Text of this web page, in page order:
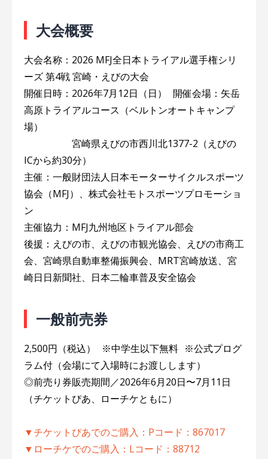
大会概要
大会名称：2026 MFJ全日本トライアル選手権シリ
ーズ 第4戦 宮崎・えびの大会
開催日時：2026年7月12日（日） 開催会場：矢岳
高原トライアルコース（ベルトンオートキャンプ
場）
宮崎県えびの市西川北1377-2（えびの
ICから約30分）
主催：一般財団法人日本モーターサイクルスポーツ
協会（MFJ）、株式会社モトスポーツプロモーショ
ン
主催協力：MFJ九州地区トライアル部会
後援：えびの市、えびの市観光協会、えびの市商工
会、宮崎県自動車整備振興会、MRT宮崎放送、宮
崎日日新聞社、日本二輪車普及安全協会
一般前売券
2,500円（税込） ※中学生以下無料 ※公式プログ
ラム付（会場にて入場時にお渡しします）
◎前売り券販売期間／2026年6月20日〜7月11日
（チケットぴあ、ローチケともに）
▼チケットぴあでのご購入：Pコード：867017
▼ローチケでのご購入：Lコード：88712